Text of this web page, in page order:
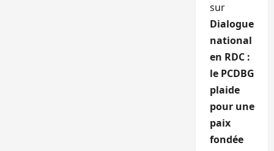
sur
Dialogue
national
en RDC :
le PCDBG
plaide
pour une
paix
fondée